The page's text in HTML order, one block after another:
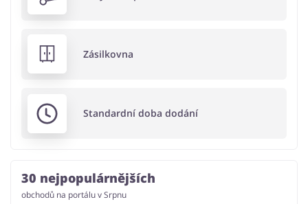
Zásilkovna
Standardní doba dodání
30 nejpopulárnějších
obchodů na portálu v Srpnu